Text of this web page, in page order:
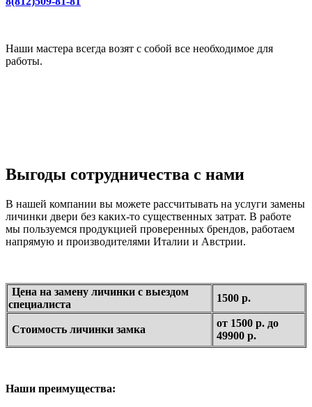
Наши мастера всегда возят с собой все необходимое для
работы.
Выгоды сотрудничества с нами
В нашей компании вы можете рассчитывать на услуги замены
личинки двери без каких-то существенных затрат. В работе
мы пользуемся продукцией проверенных брендов, работаем
напрямую и производителями Италии и Австрии.
Цена на замену личинки с выездом
специалиста
1500 р.
Стоимость личинки замка
от 1500 р. до
49900 р.
Наши преимущества: